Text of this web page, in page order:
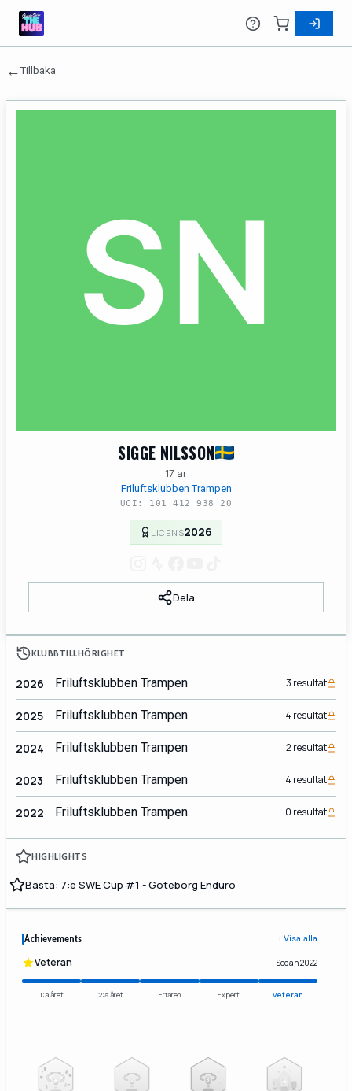
←Tillbaka
SIGGE NILSSON
17 ar
Friluftsklubben Trampen
UCI: 101 412 938 20
LICENS2026
Dela
KLUBBTILLHÖRIGHET
2026 Friluftsklubben Trampen 3 resultat
2025 Friluftsklubben Trampen 4 resultat
2024 Friluftsklubben Trampen 2 resultat
2023 Friluftsklubben Trampen 4 resultat
2022 Friluftsklubben Trampen 0 resultat
HIGHLIGHTS
Bästa: 7:e SWE Cup #1 - Göteborg Enduro
Achievements ℹ️ Visa alla
Veteran Sedan 2022
1:a året 2:a året Erfaren Expert Veteran
3